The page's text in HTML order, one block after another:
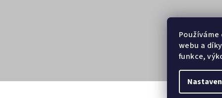
webu a
funkce,